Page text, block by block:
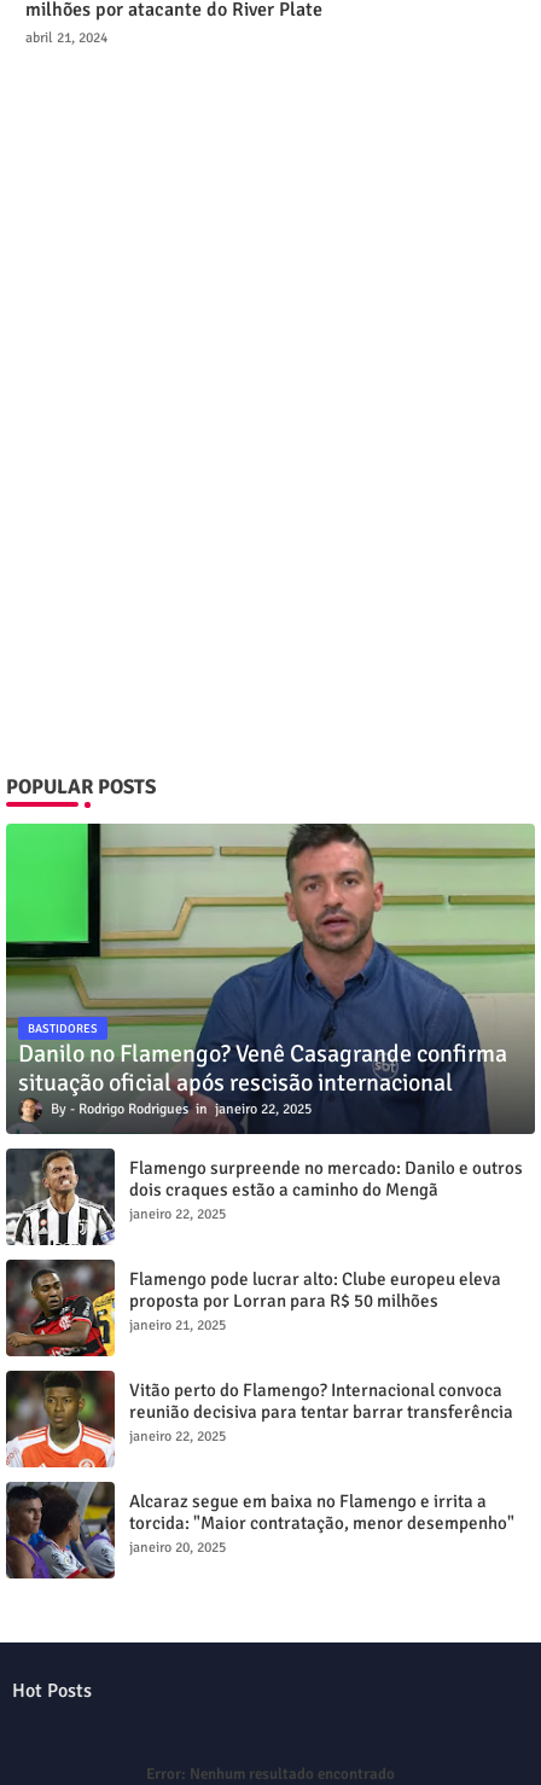
milhões por atacante do River Plate
abril 21, 2024
POPULAR POSTS
BASTIDORES
Danilo no Flamengo? Venê Casagrande confirma
situação oficial após rescisão internacional
Rodrigo Rodrigues janeiro 22, 2025
Flamengo surpreende no mercado: Danilo e outros
dois craques estão a caminho do Mengã
janeiro 22, 2025
Flamengo pode lucrar alto: Clube europeu eleva
proposta por Lorran para R$ 50 milhões
janeiro 21, 2025
Vitão perto do Flamengo? Internacional convoca
reunião decisiva para tentar barrar transferência
milionária
janeiro 22, 2025
Alcaraz segue em baixa no Flamengo e irrita a
torcida: "Maior contratação, menor desempenho"
janeiro 20, 2025
Hot Posts
Error: Nenhum resultado encontrado